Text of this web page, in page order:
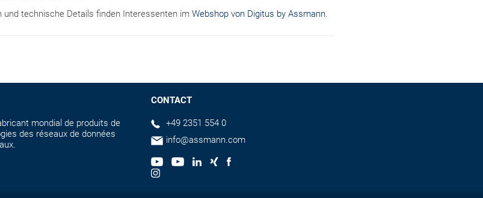
technische Details finden Interessenten im Webshop von Digitus by Assmann.
mondial de produits de
des réseaux de données
CONTACT
+49 2351 554 0
info@assmann.com